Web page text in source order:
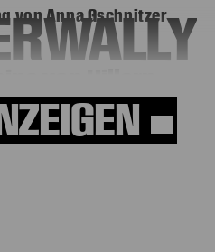
von Anna Gschnitzer